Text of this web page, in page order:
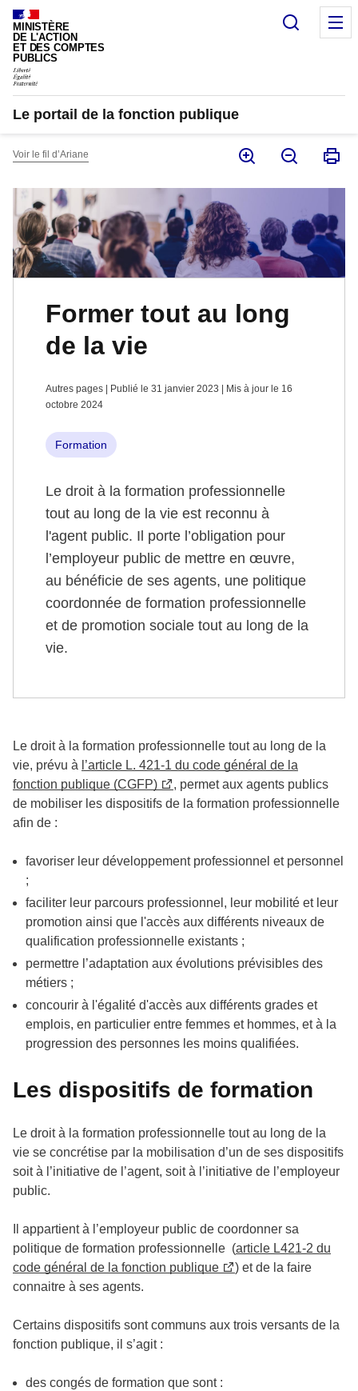
Panneau de gestion des cookies
MINISTÈRE
DE L'ACTION
ET DES COMPTES
PUBLICS
Le portail de la fonction publique
Voir le fil d’Ariane
Former tout au long
de la vie
Autres pages | Publié le 31 janvier 2023 | Mis à jour le 16
octobre 2024
Formation
Le droit à la formation professionnelle
tout au long de la vie est reconnu à
l'agent public. Il porte l’obligation pour
l’employeur public de mettre en œuvre,
au bénéficie de ses agents, une politique
coordonnée de formation professionnelle
et de promotion sociale tout au long de la
vie.
Le droit à la formation professionnelle tout au long de la
vie, prévu à l’article L. 421-1 du code général de la
fonction publique (CGFP)
, permet aux agents publics
de mobiliser les dispositifs de la formation professionnelle
afin de :
favoriser leur développement professionnel et personnel
;
faciliter leur parcours professionnel, leur mobilité et leur
promotion ainsi que l'accès aux différents niveaux de
qualification professionnelle existants ;
permettre l’adaptation aux évolutions prévisibles des
métiers ;
concourir à l'égalité d'accès aux différents grades et
emplois, en particulier entre femmes et hommes, et à la
progression des personnes les moins qualifiées.
Les dispositifs de formation
Le droit à la formation professionnelle tout au long de la
vie se concrétise par la mobilisation d’un de ses dispositifs
soit à l’initiative de l’agent, soit à l’initiative de l’employeur
public.
Il appartient à l’employeur public de coordonner sa
politique de formation professionnelle (article L421-2 du
code général de la fonction publique
) et de la faire
connaitre à ses agents.
Certains dispositifs sont communs aux trois versants de la
fonction publique, il s’agit :
des congés de formation que sont :